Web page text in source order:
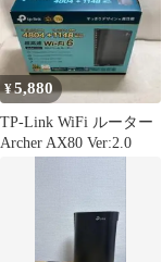
¥5,880
TP-Link WiFi ルーター
Archer AX80 Ver:2.0